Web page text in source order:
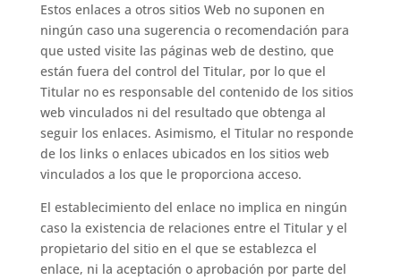
Estos enlaces a otros sitios Web no suponen en
ningún caso una sugerencia o recomendación para
que usted visite las páginas web de destino, que
están fuera del control del Titular, por lo que el
Titular no es responsable del contenido de los sitios
web vinculados ni del resultado que obtenga al
seguir los enlaces. Asimismo, el Titular no responde
de los links o enlaces ubicados en los sitios web
vinculados a los que le proporciona acceso.
El establecimiento del enlace no implica en ningún
caso la existencia de relaciones entre el Titular y el
propietario del sitio en el que se establezca el
enlace, ni la aceptación o aprobación por parte del